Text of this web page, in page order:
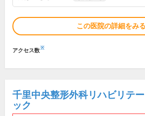
この医院の詳細をみる
アクセス数※
千里中央整形外科リハビリテ
ック